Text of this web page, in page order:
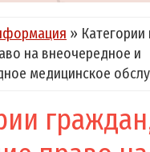
»
на внеочередное и
медицинское